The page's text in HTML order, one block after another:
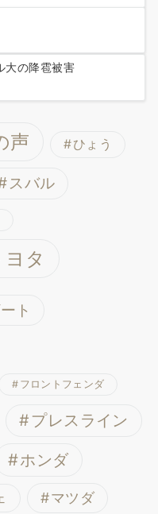
大の降雹被害
声 ひょう
スバル
ヨタ
ト
フロントフェンダ
プレスライン
ホンダ
マツダ